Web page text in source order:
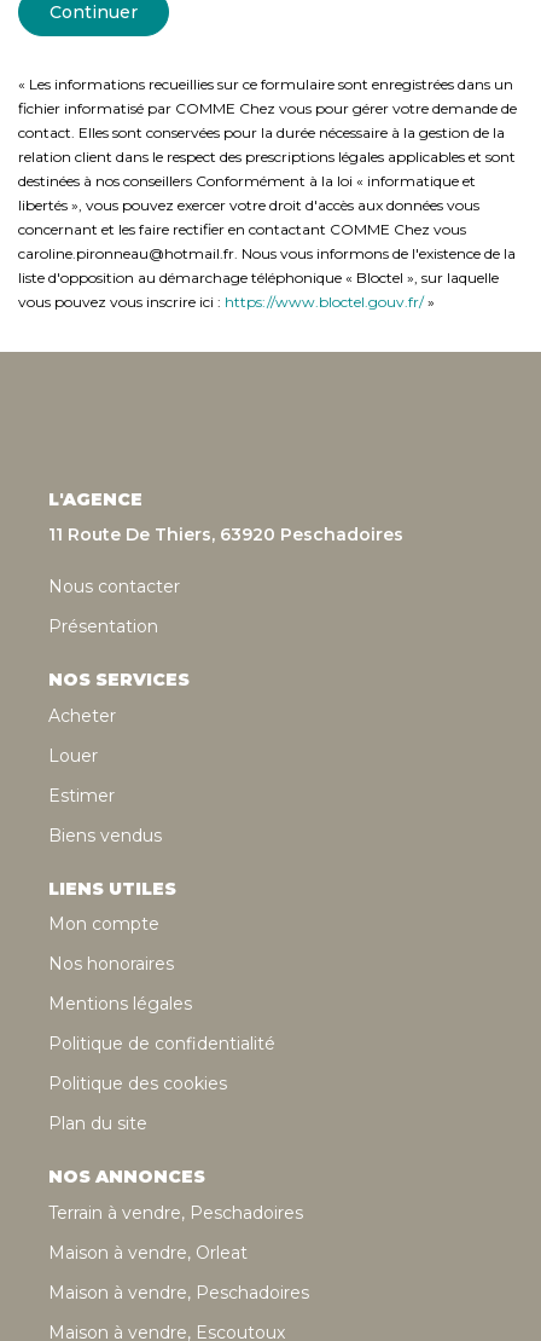
Continuer
« Les informations recueillies sur ce formulaire sont enregistrées dans un
fichier informatisé par COMME Chez vous pour gérer votre demande de
contact. Elles sont conservées pour la durée nécessaire à la gestion de la
relation client dans le respect des prescriptions légales applicables et sont
destinées à nos conseillers Conformément à la loi « informatique et
libertés », vous pouvez exercer votre droit d'accès aux données vous
concernant et les faire rectifier en contactant COMME Chez vous
caroline.pironneau@hotmail.fr. Nous vous informons de l'existence de la
liste d'opposition au démarchage téléphonique « Bloctel », sur laquelle
vous pouvez vous inscrire ici : https://www.bloctel.gouv.fr/»
L'AGENCE
11 Route De Thiers, 63920 Peschadoires
Nous contacter
Présentation
NOS SERVICES
Acheter
Louer
Estimer
Biens vendus
LIENS UTILES
Mon compte
Nos honoraires
Mentions légales
Politique de confidentialité
Politique des cookies
Plan du site
NOS ANNONCES
Terrain à vendre, Peschadoires
Maison à vendre, Orleat
Maison à vendre, Peschadoires
Maison à vendre, Escoutoux